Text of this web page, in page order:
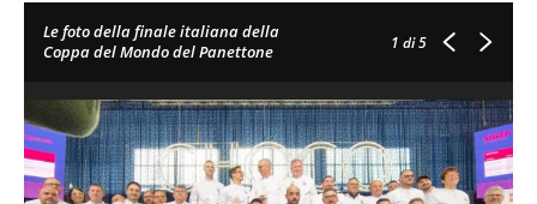
Le foto della finale italiana della
Coppa del Mondo del Panettone
1 di 5